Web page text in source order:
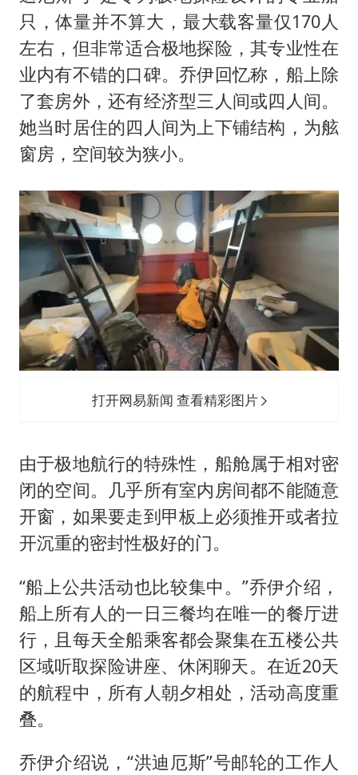
只，体量并不算大，最大载客量仅170人
左右，但非常适合极地探险，其专业性在
业内有不错的口碑。乔伊回忆称，船上除
了套房外，还有经济型三人间或四人间。
她当时居住的四人间为上下铺结构，为舷
窗房，空间较为狭小。
打开网易新闻 查看精彩图片
由于极地航行的特殊性，船舱属于相对密
闭的空间。几乎所有室内房间都不能随意
开窗，如果要走到甲板上必须推开或者拉
开沉重的密封性极好的门。
“船上公共活动也比较集中。”乔伊介绍，
船上所有人的一日三餐均在唯一的餐厅进
行，且每天全船乘客都会聚集在五楼公共
区域听取探险讲座、休闲聊天。在近20天
的航程中，所有人朝夕相处，活动高度重
叠。
乔伊介绍说，“洪迪厄斯”号邮轮的工作人